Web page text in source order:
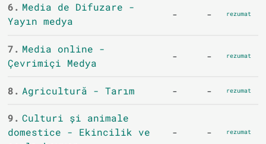
6. Media de Difuzare -
Yayın medya
- - rezumat
7. Media online -
Çevrimiçi Medya
- - rezumat
8. Agricultură - Tarım - - rezumat
9. Culturi și animale
domestice - Ekincilik ve
- - rezumat